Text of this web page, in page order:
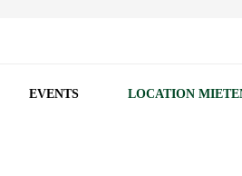
EVENTS LOCATION